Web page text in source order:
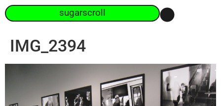
sugarscroll
IMG_2394